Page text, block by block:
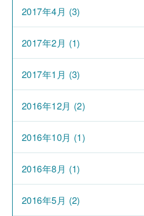
2017年4月 (3)
2017年2月 (1)
2017年1月 (3)
2016年12月 (2)
2016年10月 (1)
2016年8月 (1)
2016年5月 (2)